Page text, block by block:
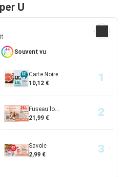
U
Souvent vu
Carte Noire
10,12 €
Fuseau lo...
21,99 €
Savoie
2,99 €